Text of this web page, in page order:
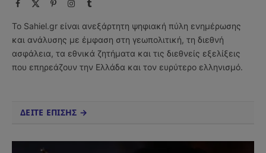
Facebook PinterestInstagram
Tumblr
Το Sahiel.gr είναι ανεξάρτητη ψηφιακή πύλη ενημέρωσης
και ανάλυσης με έμφαση στη γεωπολιτική, τη διεθνή
ασφάλεια, τα εθνικά ζητήματα και τις διεθνείς εξελίξεις
που επηρεάζουν την Ελλάδα και τον ευρύτερο ελληνισμό.
ΔΕΙΤΕ ΕΠΙΣΗΣ →